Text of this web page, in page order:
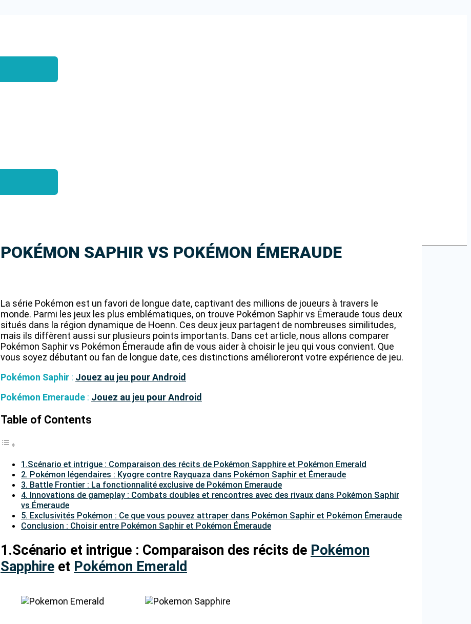
POKÉMON SAPHIR VS POKÉMON ÉMERAUDE
La série Pokémon est un favori de longue date, captivant des millions de joueurs à travers le
monde. Parmi les jeux les plus emblématiques, on trouve Pokémon Saphir vs Émeraude tous deux
situés dans la région dynamique de Hoenn. Ces deux jeux partagent de nombreuses similitudes,
mais ils diffèrent aussi sur plusieurs points importants. Dans cet article, nous allons comparer
Pokémon Saphir vs Pokémon Émeraude afin de vous aider à choisir le jeu qui vous convient. Que
vous soyez débutant ou fan de longue date, ces distinctions amélioreront votre expérience de jeu.
Pokémon Saphir : Jouez au jeu pour Android
Pokémon Emeraude : Jouez au jeu pour Android
Table of Contents
1.Scénario et intrigue : Comparaison des récits de Pokémon Sapphire et Pokémon Emerald
2. Pokémon légendaires : Kyogre contre Rayquaza dans Pokémon Saphir et Émeraude
3. Battle Frontier : La fonctionnalité exclusive de Pokémon Emeraude
4. Innovations de gameplay : Combats doubles et rencontres avec des rivaux dans Pokémon Saphir
vs Émeraude
5. Exclusivités Pokémon : Ce que vous pouvez attraper dans Pokémon Saphir et Pokémon Émeraude
Conclusion : Choisir entre Pokémon Saphir et Pokémon Émeraude
1.Scénario et intrigue : Comparaison des récits de Pokémon
Sapphire et Pokémon Emerald